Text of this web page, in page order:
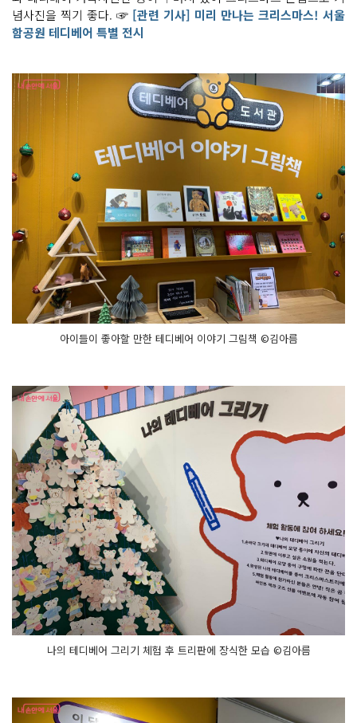
념사진을 찍기 좋다. ☞ [관련 기사] 미리 만나는 크리스마스! 서울
함공원 테디베어 특별 전시
아이들이 좋아할 만한 테디베어 이야기 그림책 ©김아름
나의 테디베어 그리기 체험 후 트리판에 장식한 모습 ©김아름